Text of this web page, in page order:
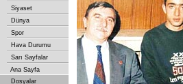
Siyaset
Dünya
Spor
Hava Durumu
Sarı Sayfalar
Ana Sayfa
Dosyalar